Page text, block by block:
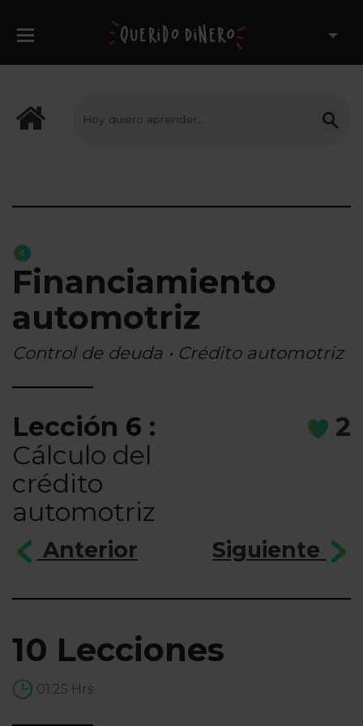
Financiamiento
automotriz
Control de deuda • Crédito automotriz
Lección 6 :
Cálculo del
crédito
automotriz
2
Anterior Siguiente
10 Lecciones
01:25 Hrs